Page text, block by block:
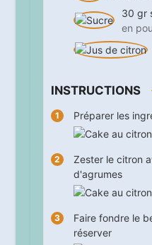
30 gr
en
INSTRUCTIONS
Préparer les
Zester le citron
d'agrumes
Faire fondre le
réserver